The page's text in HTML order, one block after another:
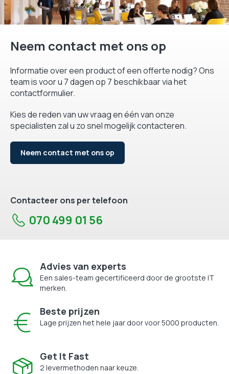
Neem contact met ons op
Informatie over een product of een offerte nodig? Ons
team is voor u 7 dagen op 7 beschikbaar via het
contactformulier.
Kies de reden van uw vraag en één van onze
specialisten zal u zo snel mogelijk contacteren.
Neem contact met ons op
Contacteer ons per telefoon
070 499 01 56
Advies van experts
Een sales-team gecertificeerd door de grootste IT
merken.
Beste prijzen
Lage prijzen het hele jaar door voor 5000 producten.
Get It Fast
2 levermethoden naar keuze.